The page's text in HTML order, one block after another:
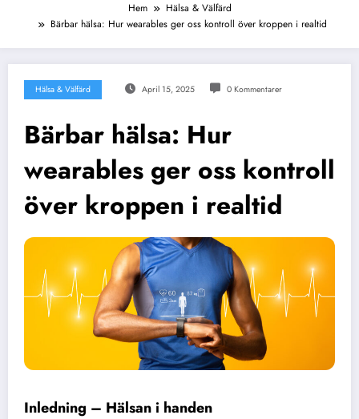
Hem
Hälsa & Välfärd
Bärbar hälsa: Hur wearables ger oss kontroll över kroppen i realtid
Hälsa & Välfärd April 15, 2025 0 Kommentarer
Bärbar hälsa: Hur
wearables ger oss kontroll
över kroppen i realtid
Inledning – Hälsan i handen